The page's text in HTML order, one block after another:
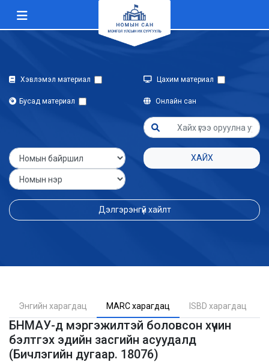
Хэвлэмэл материал Цахим материал
Бусад материал Онлайн сан
ХАЙХ
Дэлгэрэнгүй хайлт
Энгийн харагдац MARC харагдац ISBD харагдац
БНМАУ-д мэргэжилтэй боловсон хүчин
бэлтгэх эдийн засгийн асуудалд
(Бичлэгийн дугаар. 18076)